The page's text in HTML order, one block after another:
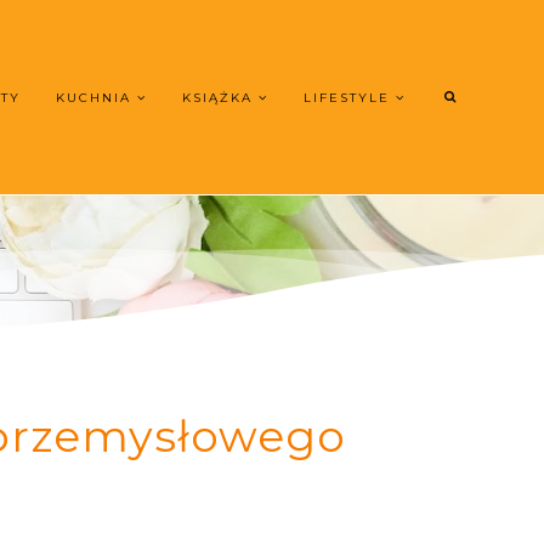
KUCHNIA KSIĄŻKA LIFESTYLE